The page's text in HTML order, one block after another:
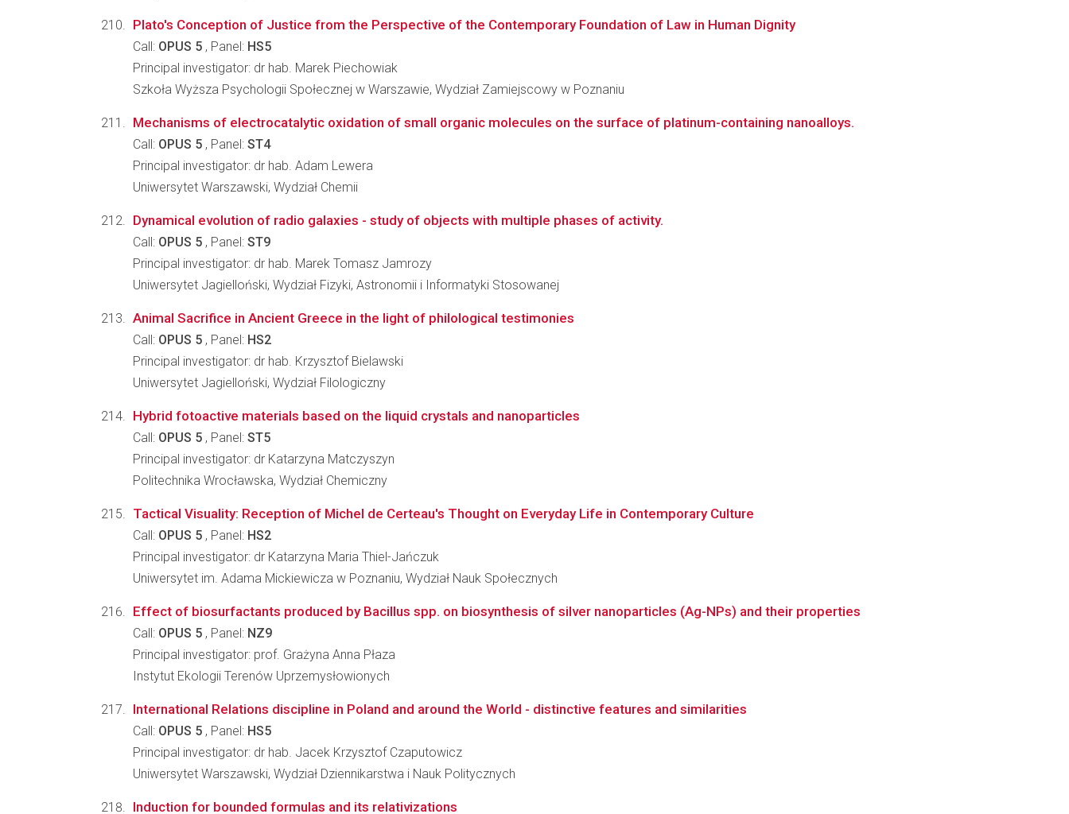
Plato's Conception of Justice from the Perspective of the Contemporary Foundation of Law in Human Dignity
Call: OPUS 5 , Panel: HS5
Principal investigator: dr hab. Marek Piechowiak
Szkoła Wyższa Psychologii Społecznej w Warszawie, Wydział Zamiejscowy w Poznaniu
Mechanisms of electrocatalytic oxidation of small organic molecules on the surface of platinum-containing nanoalloys.
Call: OPUS 5 , Panel: ST4
Principal investigator: dr hab. Adam Lewera
Uniwersytet Warszawski, Wydział Chemii
Dynamical evolution of radio galaxies - study of objects with multiple phases of activity.
Call: OPUS 5 , Panel: ST9
Principal investigator: dr hab. Marek Tomasz Jamrozy
Uniwersytet Jagielloński, Wydział Fizyki, Astronomii i Informatyki Stosowanej
Animal Sacrifice in Ancient Greece in the light of philological testimonies
Call: OPUS 5 , Panel: HS2
Principal investigator: dr hab. Krzysztof Bielawski
Uniwersytet Jagielloński, Wydział Filologiczny
Hybrid fotoactive materials based on the liquid crystals and nanoparticles
Call: OPUS 5 , Panel: ST5
Principal investigator: dr Katarzyna Matczyszyn
Politechnika Wrocławska, Wydział Chemiczny
Tactical Visuality: Reception of Michel de Certeau's Thought on Everyday Life in Contemporary Culture
Call: OPUS 5 , Panel: HS2
Principal investigator: dr Katarzyna Maria Thiel-Jańczuk
Uniwersytet im. Adama Mickiewicza w Poznaniu, Wydział Nauk Społecznych
Effect of biosurfactants produced by Bacillus spp. on biosynthesis of silver nanoparticles (Ag-NPs) and their properties
Call: OPUS 5 , Panel: NZ9
Principal investigator: prof. Grażyna Anna Płaza
Instytut Ekologii Terenów Uprzemysłowionych
International Relations discipline in Poland and around the World - distinctive features and similarities
Call: OPUS 5 , Panel: HS5
Principal investigator: dr hab. Jacek Krzysztof Czaputowicz
Uniwersytet Warszawski, Wydział Dziennikarstwa i Nauk Politycznych
Induction for bounded formulas and its relativizations